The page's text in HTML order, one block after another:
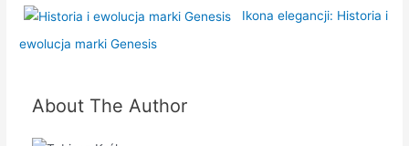
Ikona elegancji: Historia i
ewolucja marki Genesis
About The Author